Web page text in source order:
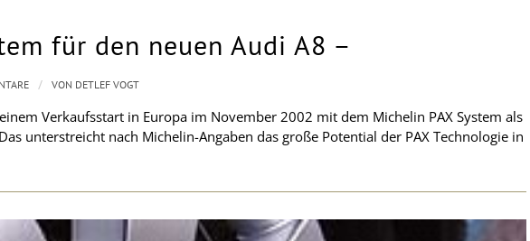
für den neuen Audi A8 –
Verkaufsstart in Europa im November 2002 mit dem Michelin PAX System als
unterstreicht nach Michelin-Angaben das große Potential der PAX Technologie in
/ VON DETLEF VOGT